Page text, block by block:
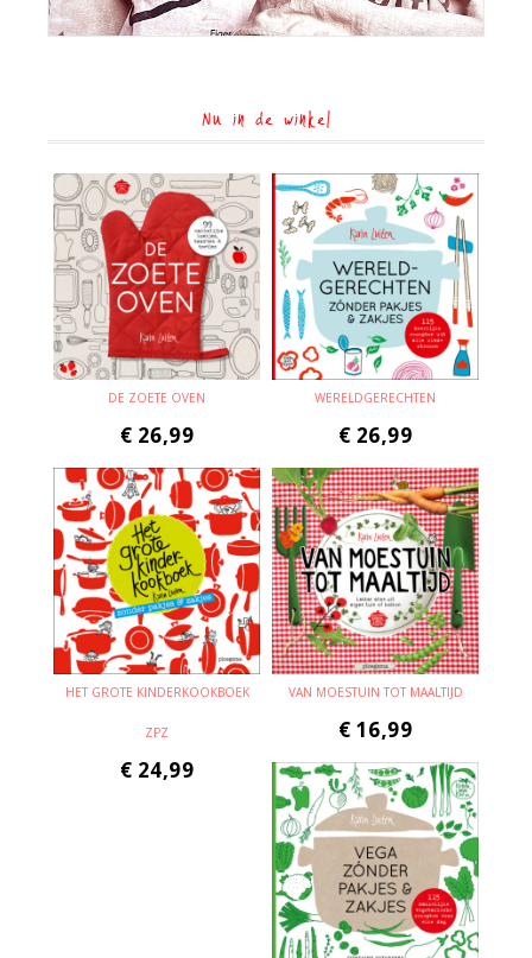
Nu in de winkel
DE ZOETE OVEN
€ 26,99
WERELDGERECHTEN
€ 26,99
HET GROTE KINDERKOOKBOEK
ZPZ
€ 24,99
VAN MOESTUIN TOT MAALTIJD
€ 16,99